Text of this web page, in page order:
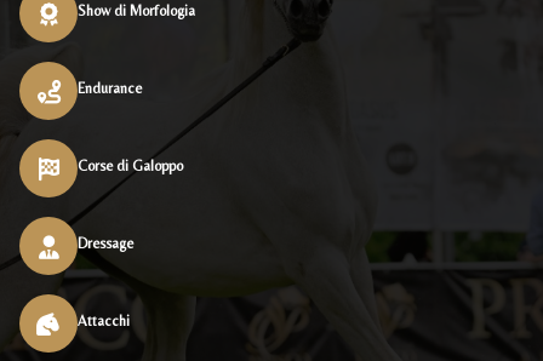
Show di Morfologia
Endurance
Corse di Galoppo
Dressage
Attacchi